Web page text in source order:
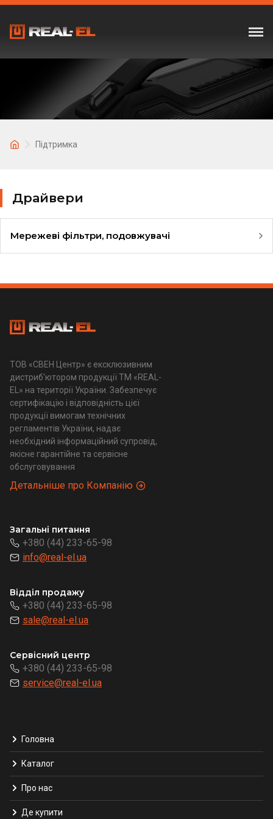
Підтримка
Драйвери
Мережеві фільтри, подовжувачі
ТОВ «СВЕН Центр» є ексклюзивним
дистриб'ютором продукції ТМ «REAL-
EL» на території України. Забезпечує
сертифікацію і відповідність цієї
продукції вимогам технічних
регламентів України, надає
необхідний інформаційний супровід,
якісне гарантійне та сервісне
обслуговування
Детальніше про Компанію
Загальні питання
+380 (44) 233-65-98
info@real-el.ua
Відділ продажу
+380 (44) 233-65-98
sale@real-el.ua
Сервісний центр
+380 (44) 233-65-98
service@real-el.ua
Головна
Каталог
Про нас
Де купити